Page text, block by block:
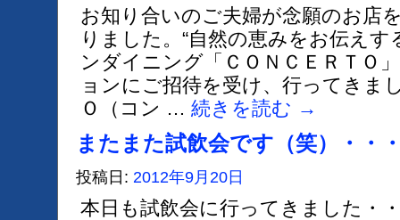
お知り合いのご夫婦が念願のお店
りました。“自然の恵みをお伝え
ンダイニング「ＣＯＮＣＥＲＴＯ
ョンにご招待を受け、行ってきま
Ｏ（コン … 続きを読む →
またまた試飲会です（笑）・・
投稿日: 2012年9月20日
本日も試飲会に行ってきました・